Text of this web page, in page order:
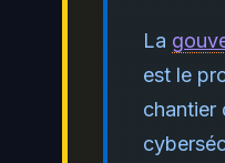
La
est le
chantier